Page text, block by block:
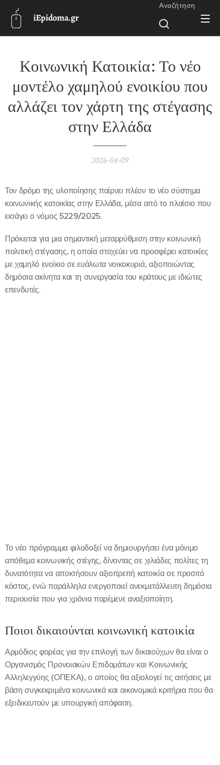
iEpidoma.gr
Αναζήτηση
Κοινωνική Κατοικία: Το νέο
μοντέλο χαμηλού ενοικίου που
αλλάζει τον χάρτη της στέγασης
στην Ελλάδα
2026-04-09
Τον δρόμο της υλοποίησης παίρνει πλέον το νέο σύστημα
κοινωνικής κατοικίας στην Ελλάδα, μέσα από το πλαίσιο που
εισάγει ο νόμος 5229/2025.
Πρόκειται για μια σημαντική μεταρρύθμιση στην κοινωνική
πολιτική στέγασης, η οποία στοχεύει να προσφέρει κατοικίες
με χαμηλό ενοίκιο σε ευάλωτα νοικοκυριά, αξιοποιώντας
δημόσια ακίνητα και τη συνεργασία του κράτους με ιδιώτες
επενδυτές.
Το νέο πρόγραμμα φιλοδοξεί να δημιουργήσει ένα μόνιμο
απόθεμα κοινωνικής στέγης, δίνοντας σε χιλιάδες πολίτες τη
δυνατότητα να αποκτήσουν αξιοπρεπή κατοικία σε προσιτό
κόστος, ενώ παράλληλα ενεργοποιεί ανεκμετάλλευτη δημόσια
περιουσία που για χρόνια παρέμενε αναξιοποίητη.
Ποιοι δικαιούνται κοινωνική κατοικία
Αρμόδιος φορέας για την επιλογή των δικαιούχων θα είναι ο
Οργανισμός Προνοιακών Επιδομάτων και Κοινωνικής
Αλληλεγγύης (ΟΠΕΚΑ), ο οποίος θα αξιολογεί τις αιτήσεις με
βάση συγκεκριμένα κοινωνικά και οικονομικά κριτήρια που θα
εξειδικευτούν με υπουργική απόφαση.